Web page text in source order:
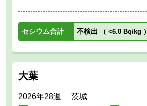
セシウム合計 不検出 （ <6.0 Bq/kg ）
大葉
2026年28週 茨城